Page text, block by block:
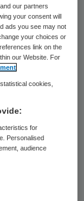
Balans
in 2025.
niet
voor
de
our partners
your consent will
ads you see may not
your choices or
link on the
our Website. For
cookies,
for
Personalised
audience